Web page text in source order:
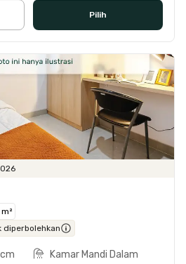
Pilih
diperbolehkan
Kamar Mandi Dalam